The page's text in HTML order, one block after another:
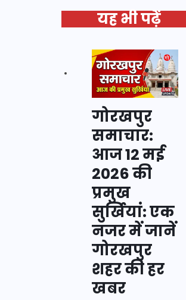
यह भी पढ़ें
गोरखपुर
समाचार:
आज 12 मई
2026 की
प्रमुख
सुर्खियां: एक
नजर में जानें
गोरखपुर
शहर की हर
खबर